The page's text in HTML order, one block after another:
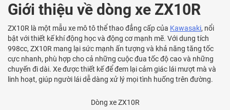
Giới thiệu về dòng xe ZX10R
ZX10R là một mẫu xe mô tô thể thao đẳng cấp của Kawasaki, nổi
bật với thiết kế khí động học và động cơ mạnh mẽ. Với dung tích
998cc, ZX10R mang lại sức mạnh ấn tượng và khả năng tăng tốc
cực nhanh, phù hợp cho cả những cuộc đua tốc độ cao và những
chuyến đi dài. Xe được thiết kế để đem lại cảm giác lái mượt mà và
linh hoạt, giúp người lái dễ dàng xử lý mọi tình huống trên đường.
Dòng xe ZX10R